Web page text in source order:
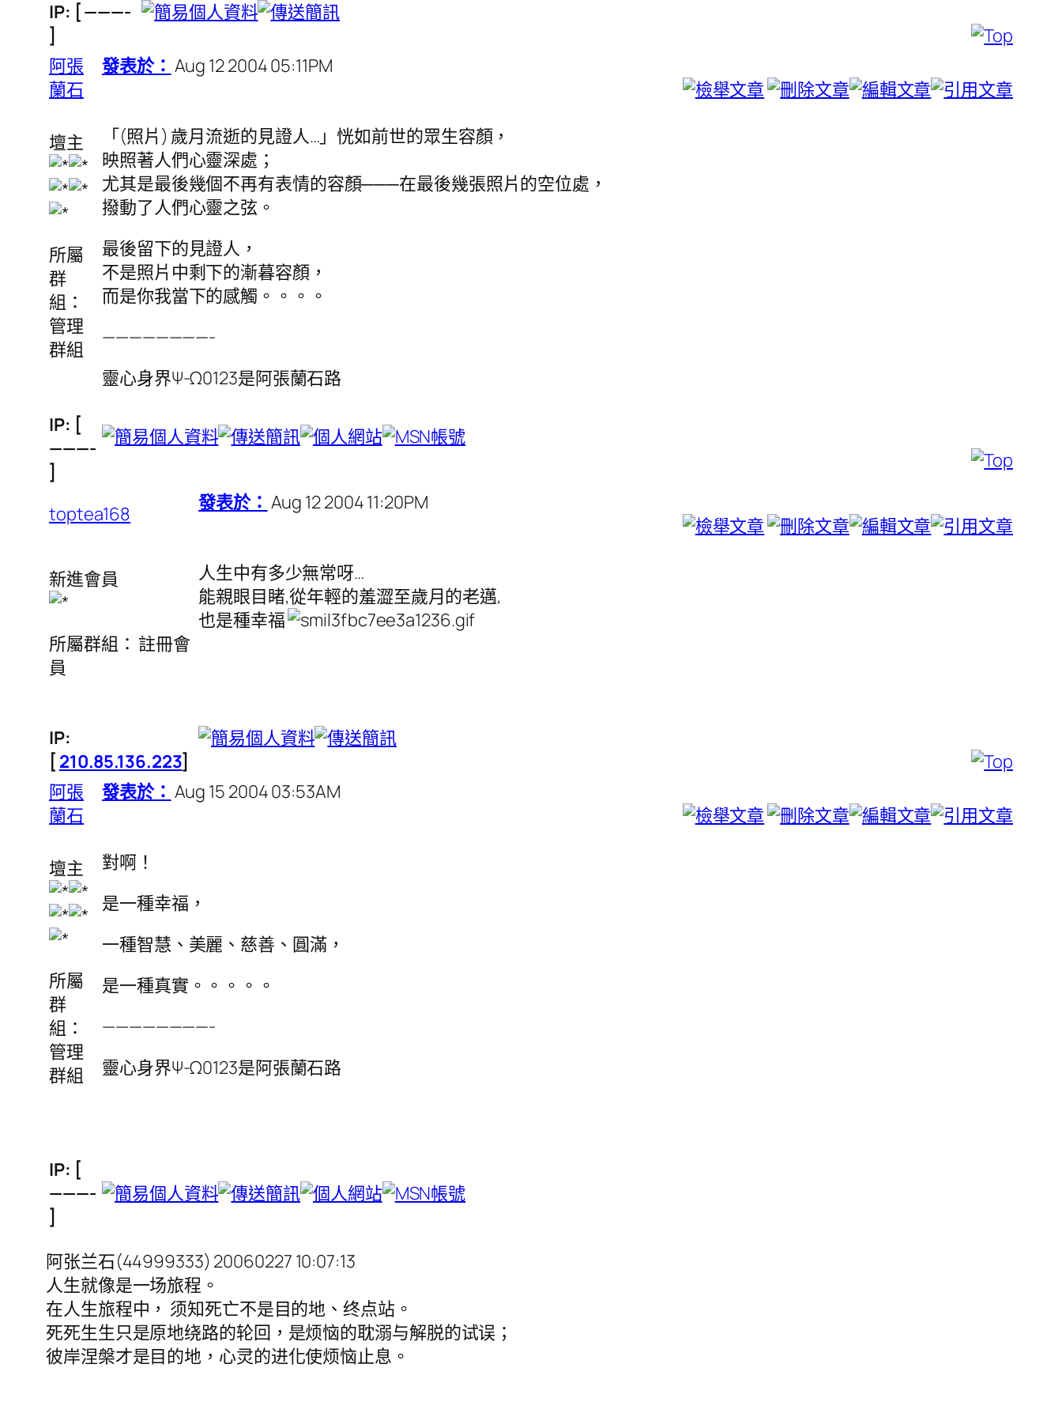
IP: [ ———-
]
阿張
蘭石
發表於： Aug 12 2004 05:11PM
壇主
所屬
群
組：
管理
群組
「(照片) 歲月流逝的見證人…」恍如前世的眾生容顏，
映照著人們心靈深處；
尤其是最後幾個不再有表情的容顏───在最後幾張照片的空位處，
撥動了人們心靈之弦。
最後留下的見證人，
不是照片中剩下的漸暮容顏，
而是你我當下的感觸。。。。
————————-
靈心身界Ψ-Ω0123是阿張蘭石路
IP: [
———-
]
toptea168
發表於： Aug 12 2004 11:20PM
新進會員
所屬群組： 註冊會
員
人生中有多少無常呀…
能親眼目睹,從年輕的羞澀至歲月的老邁,
也是種幸福
IP:
[ 210.85.136.223]
阿張
蘭石
發表於： Aug 15 2004 03:53AM
壇主
所屬
群
組：
管理
群組
對啊！
是一種幸福，
一種智慧、美麗、慈善、圓滿，
是一種真實。。。。。
————————-
靈心身界Ψ-Ω0123是阿張蘭石路
IP: [
———-
]
阿张兰石(44999333) 20060227 10:07:13
人生就像是一场旅程。
在人生旅程中， 须知死亡不是目的地、终点站。
死死生生只是原地绕路的轮回，是烦恼的耽溺与解脱的试误；
彼岸涅槃才是目的地，心灵的进化使烦恼止息。